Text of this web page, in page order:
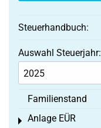
Steuerhandbuch:
Auswahl Steuerjahr:
Familienstand
Anlage EÜR
Toggle menu